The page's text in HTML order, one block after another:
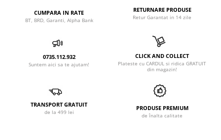
CUMPARA IN RATE
BT, BRD, Garanti, Alpha Bank
RETURNARE PRODUSE
Retur Garantat in 14 zile
0735.112.932
Suntem aici sa te ajutam!
CLICK AND COLLECT
Plateste cu CARDUL si ridica GRATUIT
din magazin!
TRANSPORT GRATUIT
de la 499 lei
PRODUSE PREMIUM
de înalta calitate